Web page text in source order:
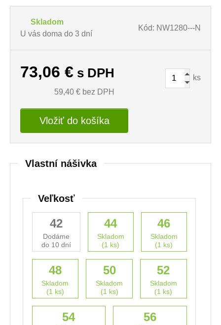
Skladom
U vás doma do 3 dní
Kód: NW1280---N
73,06 € s DPH
59,40 € bez DPH
ks
Vložiť do košíka
Vlastní nášivka
Veľkosť
42
Dodáme
do 10 dní
44
Skladom
(1 ks)
46
Skladom
(1 ks)
48
Skladom
(1 ks)
50
Skladom
(1 ks)
52
Skladom
(1 ks)
54 56